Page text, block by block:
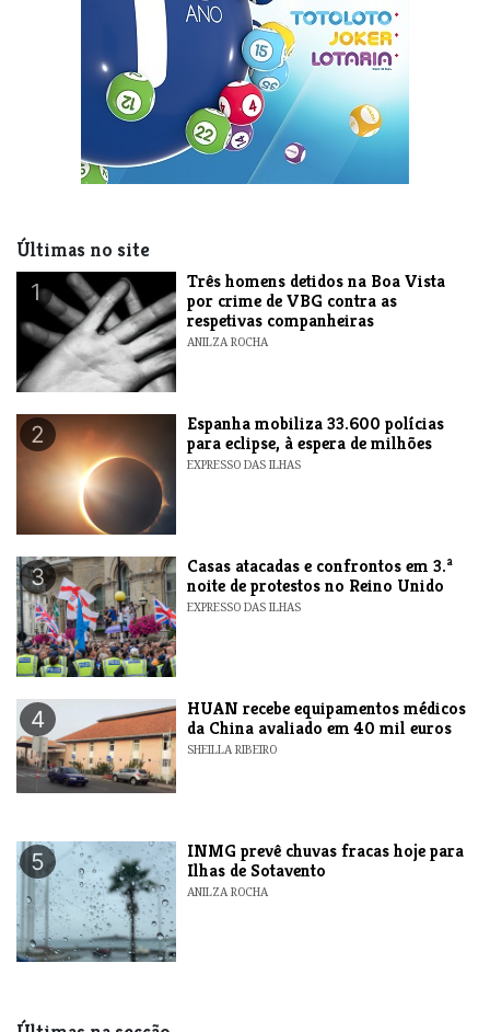
Últimas no site
1
Três homens detidos na Boa Vista
por crime de VBG contra as
respetivas companheiras
ANILZA ROCHA
2
Espanha mobiliza 33.600 polícias
para eclipse, à espera de milhões
EXPRESSO DAS ILHAS
3
Casas atacadas e confrontos em 3.ª
noite de protestos no Reino Unido
EXPRESSO DAS ILHAS
4
HUAN recebe equipamentos médicos
da China avaliado em 40 mil euros
SHEILLA RIBEIRO
5
INMG prevê chuvas fracas hoje para
Ilhas de Sotavento
ANILZA ROCHA